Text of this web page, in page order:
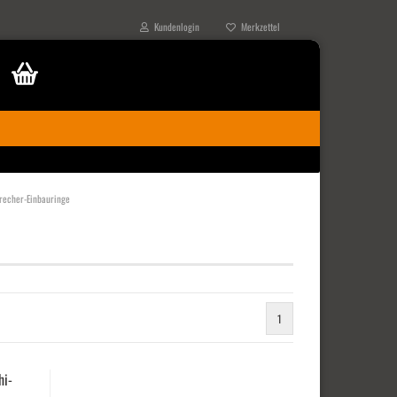
Kundenlogin Merkzettel
Einbauringe
1